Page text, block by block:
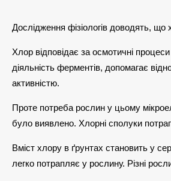
Дослідження фізіологів доводять,
Хлор відповідає за осмотичні
діяльність ферментів, допомагає
активністю.
Проте потреба рослин у цьому
було виявлено. Хлорні сполуки
Вміст хлору в ґрунтах становить у
легко потрапляє у рослину. Різні